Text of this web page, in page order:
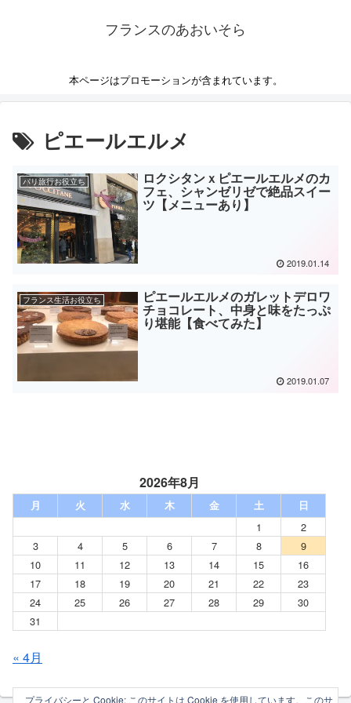
フランスのあおいそら
本ページはプロモーションが含まれています。
ピエールエルメ
パリ旅行お役立ち ロクシタンｘピエールエルメのカ
フェ、シャンゼリゼで絶品スイー
ツ【メニューあり】
2019.01.14
フランス生活お役立ち ピエールエルメのガレットデロワ
チョコレート、中身と味をたっぷ
り堪能【食べてみた】
2019.01.07
2026年8月
月 火 水 木 金 土 日
1
2
3
4 5 6 7 8
9
10
11 12 13 14 15
16
17
18 19 20 21 22
23
24
25 26 27 28 29
30
31
« 4月
プライバシーと Cookie: このサイトは Cookie を使用しています。このサ